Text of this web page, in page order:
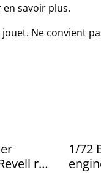
savoir plus.
Ne convient
ref:
1/72